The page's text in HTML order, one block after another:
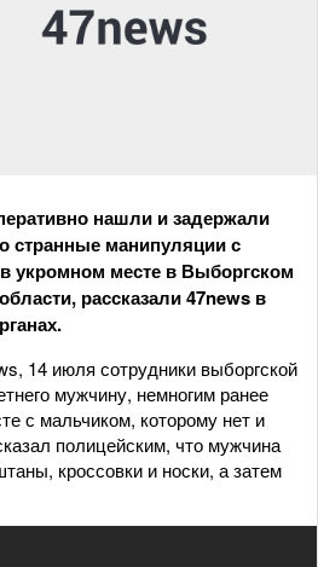
нашли и задержали
странные манипуляции с
укромном месте в Выборгском
рассказали 47news в
14 июля сотрудники выборгской
мужчину, немногим ранее
с мальчиком, которому нет и
полицейским, что мужчина
кроссовки и носки, а затем